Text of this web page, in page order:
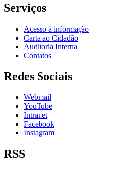
Serviços
Acesso à informação
Carta ao Cidadão
Auditoria Interna
Contatos
Redes Sociais
Webmail
YouTube
Intranet
Facebook
Instagram
RSS